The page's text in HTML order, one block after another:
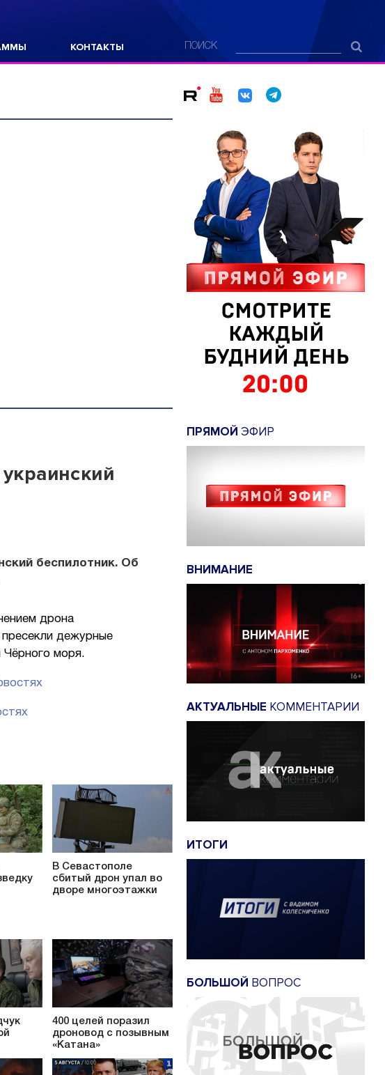
КОНТАКТЫ ПОИСК
беспилотник. Об
дрона
дежурные
Чёрного моря.
В Севастополе
сбитый дрон упал во
дворе многоэтажки
400 целей поразил
дроновод с позывным
«Катана»
ПРЯМОЙ ЭФИР
ВНИМАНИЕ
АКТУАЛЬНЫЕ КОММЕНТАРИИ
ИТОГИ
БОЛЬШОЙ ВОПРОС